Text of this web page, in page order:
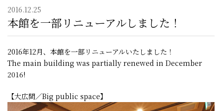
2016.12.25
本館を一部リニューアルしました！
2016年12月、本館を一部リニューアルいたしました！
The main building was partially renewed in December
2016!
【大広間／Big public space】